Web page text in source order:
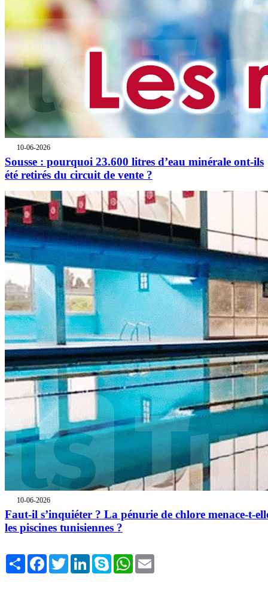
10-06-2026
Sousse : pourquoi 23.600 litres d’eau minérale ont-ils
été retirés du circuit de vente ?
10-06-2026
Faut-il s’inquiéter ? La pénurie de chlore menace-t-
les piscines tunisiennes ?
Share FacebookTwitterLinkedInSkype WhatsApp